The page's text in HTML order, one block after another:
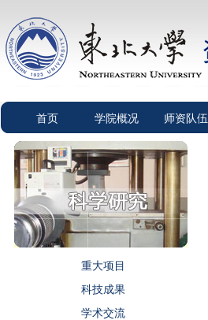
首页 学院概况 师资队伍
重大项目
科技成果
学术交流